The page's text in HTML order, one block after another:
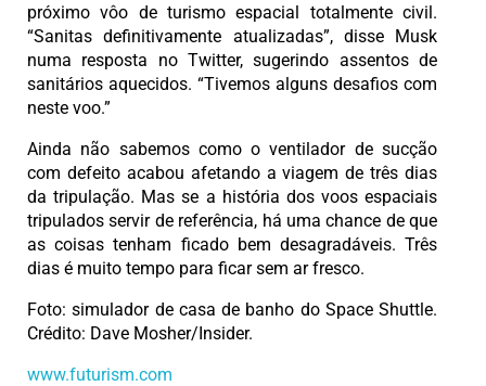
próximo vôo de turismo espacial totalmente civil.
“Sanitas definitivamente atualizadas”, disse Musk
numa resposta no Twitter, sugerindo assentos de
sanitários aquecidos. “Tivemos alguns desafios com
neste voo.”
Ainda não sabemos como o ventilador de sucção
com defeito acabou afetando a viagem de três dias
da tripulação. Mas se a história dos voos espaciais
tripulados servir de referência, há uma chance de que
as coisas tenham ficado bem desagradáveis. Três
dias é muito tempo para ficar sem ar fresco.
Foto: simulador de casa de banho do Space Shuttle.
Crédito: Dave Mosher/Insider.
www.futurism.com